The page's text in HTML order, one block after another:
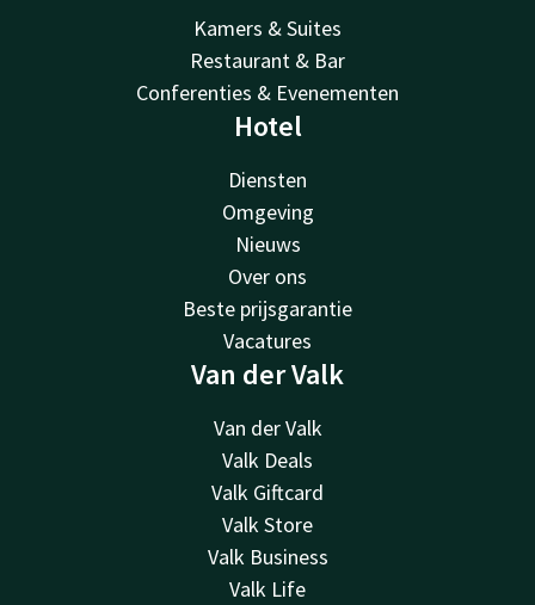
Kamers & Suites
Restaurant & Bar
Conferenties & Evenementen
Hotel
Diensten
Omgeving
Nieuws
Over ons
Beste prijsgarantie
Vacatures
Van der Valk
Van der Valk
Valk Deals
Valk Giftcard
Valk Store
Valk Business
Valk Life